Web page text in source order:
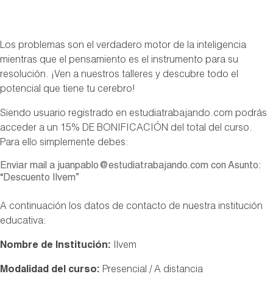
Los problemas son el verdadero motor de la inteligencia
mientras que el pensamiento es el instrumento para su
resolución. ¡Ven a nuestros talleres y descubre todo el
potencial que tiene tu cerebro!
Siendo usuario registrado en estudiatrabajando.com podrás
acceder a un 15% DE BONIFICACIÓN del total del curso.
Para ello simplemente debes:
Enviar mail a juanpablo@estudiatrabajando.com con Asunto:
“Descuento Ilvem”
A continuación los datos de contacto de nuestra institución
educativa:
Nombre de Institución: Ilvem
Modalidad del curso: Presencial / A distancia